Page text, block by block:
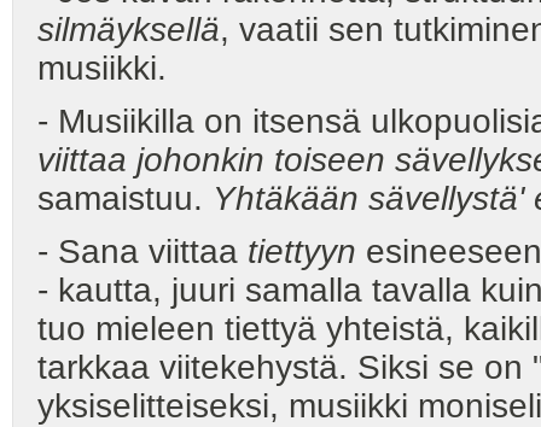
silmäyksellä, vaatii sen
musiikki.
- Musiikilla on itsensä
viittaa johonkin toiseen
samaistuu. Yhtäkään sävellystä'
- Sana viittaa tiettyyn
- kautta, juuri samalla tavalla
tuo mieleen tiettyä yhteistä,
tarkkaa viitekehystä. Siksi se
yksiselitteiseksi, musiikki